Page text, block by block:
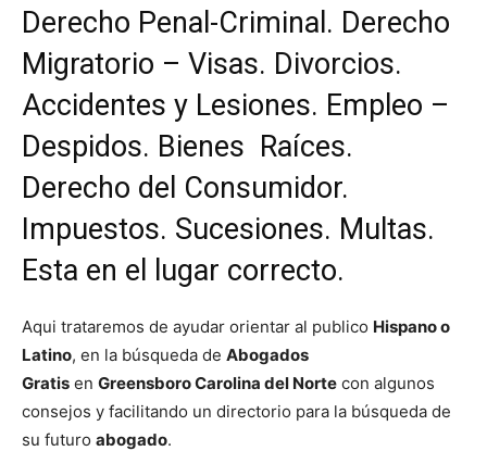
Derecho Penal-Criminal. Derecho
Migratorio – Visas. Divorcios.
Accidentes y Lesiones. Empleo –
Despidos. Bienes Raíces.
Derecho del Consumidor.
Impuestos. Sucesiones. Multas.
Esta en el lugar correcto.
Aqui trataremos de ayudar orientar al publico Hispano o
Latino, en la búsqueda de Abogados
Gratis en Greensboro Carolina del Norte con algunos
consejos y facilitando un directorio para la búsqueda de
su futuro abogado.